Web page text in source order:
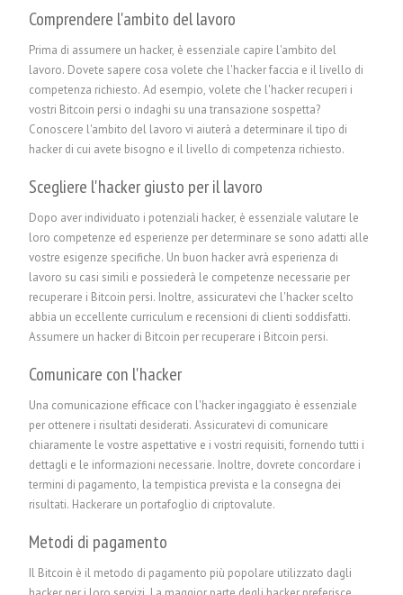
Comprendere l'ambito del lavoro
Prima di assumere un hacker, è essenziale capire l'ambito del
lavoro. Dovete sapere cosa volete che l'hacker faccia e il livello di
competenza richiesto. Ad esempio, volete che l'hacker recuperi i
vostri Bitcoin persi o indaghi su una transazione sospetta?
Conoscere l'ambito del lavoro vi aiuterà a determinare il tipo di
hacker di cui avete bisogno e il livello di competenza richiesto.
Scegliere l'hacker giusto per il lavoro
Dopo aver individuato i potenziali hacker, è essenziale valutare le
loro competenze ed esperienze per determinare se sono adatti alle
vostre esigenze specifiche. Un buon hacker avrà esperienza di
lavoro su casi simili e possiederà le competenze necessarie per
recuperare i Bitcoin persi. Inoltre, assicuratevi che l'hacker scelto
abbia un eccellente curriculum e recensioni di clienti soddisfatti.
Assumere un hacker di Bitcoin per recuperare i Bitcoin persi.
Comunicare con l'hacker
Una comunicazione efficace con l'hacker ingaggiato è essenziale
per ottenere i risultati desiderati. Assicuratevi di comunicare
chiaramente le vostre aspettative e i vostri requisiti, fornendo tutti i
dettagli e le informazioni necessarie. Inoltre, dovrete concordare i
termini di pagamento, la tempistica prevista e la consegna dei
risultati. Hackerare un portafoglio di criptovalute.
Metodi di pagamento
Il Bitcoin è il metodo di pagamento più popolare utilizzato dagli